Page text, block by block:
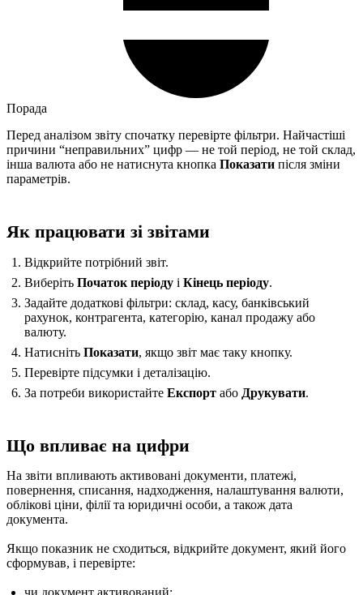
Порада
Перед аналізом звіту спочатку перевірте фільтри. Найчастіші
причини “неправильних” цифр — не той період, не той склад,
інша валюта або не натиснута кнопка Показати після зміни
параметрів.
Як працювати зі звітами
Відкрийте потрібний звіт.
Виберіть Початок періодуі Кінець періоду.
Задайте додаткові фільтри: склад, касу, банківський
рахунок, контрагента, категорію, канал продажу або
валюту.
Натисніть Показати, якщо звіт має таку кнопку.
Перевірте підсумки і деталізацію.
За потреби використайте Експортабо Друкувати.
Що впливає на цифри
На звіти впливають активовані документи, платежі,
повернення, списання, надходження, налаштування валюти,
облікові ціни, філії та юридичні особи, а також дата
документа.
Якщо показник не сходиться, відкрийте документ, який його
сформував, і перевірте: